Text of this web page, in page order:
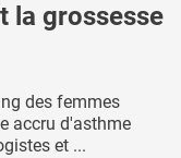
la grossesse
des femmes
accru d'asthme
et ...